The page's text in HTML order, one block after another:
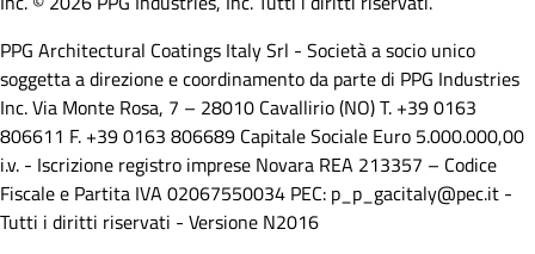
PPG Architectural Coatings Italy Srl - Società a socio unico
soggetta a direzione e coordinamento da parte di PPG Industries
Inc. Via Monte Rosa, 7 – 28010 Cavallirio (NO) T. +39 0163
806611 F. +39 0163 806689 Capitale Sociale Euro 5.000.000,00
i.v. - Iscrizione registro imprese Novara REA 213357 – Codice
Fiscale e Partita IVA 02067550034 PEC: p_p_gacitaly@pec.it -
Tutti i diritti riservati - Versione N2016